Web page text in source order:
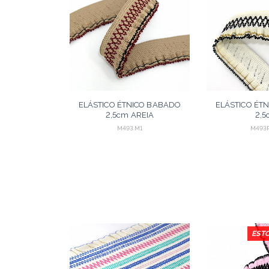
ELÁSTICO ÉTNICO BABADO
2,5cm AREIA
ESCURO/VINHO/PRETO 25m
M493.M1
ELÁSTICO